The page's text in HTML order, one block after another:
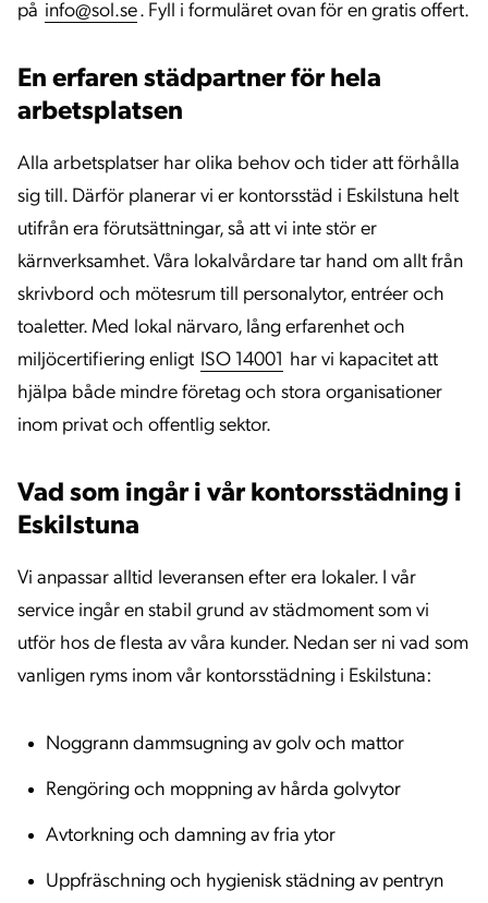
på info@sol.se. Fyll i formuläret ovan för en gratis offert.
En erfaren städpartner för hela
arbetsplatsen
Alla arbetsplatser har olika behov och tider att förhålla
sig till. Därför planerar vi er kontorsstäd i Eskilstuna helt
utifrån era förutsättningar, så att vi inte stör er
kärnverksamhet. Våra lokalvårdare tar hand om allt från
skrivbord och mötesrum till personalytor, entréer och
toaletter. Med lokal närvaro, lång erfarenhet och
miljöcertifiering enligt ISO 14001 har vi kapacitet att
hjälpa både mindre företag och stora organisationer
inom privat och offentlig sektor.
Vad som ingår i vår kontorsstädning i
Eskilstuna
Vi anpassar alltid leveransen efter era lokaler. I vår
service ingår en stabil grund av städmoment som vi
utför hos de flesta av våra kunder. Nedan ser ni vad som
vanligen ryms inom vår kontorsstädning i Eskilstuna:
Noggrann dammsugning av golv och mattor
Rengöring och moppning av hårda golvytor
Avtorkning och damning av fria ytor
Uppfräschning och hygienisk städning av pentryn